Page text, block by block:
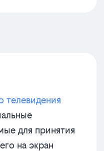
телевидения
для принятия
на экран